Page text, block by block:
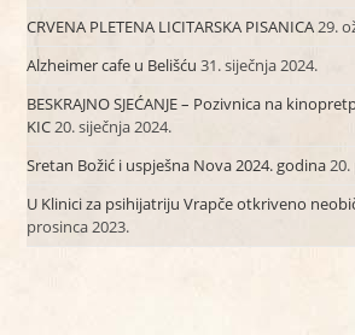
CRVENA PLETENA LICITARSKA PISANICA29.
Alzheimer cafe u Belišću 31. siječnja 2024.
BESKRAJNO SJEĆANJE – Pozivnica na
KIC20. siječnja 2024.
Sretan Božić i uspješna Nova 2024. godina
U Klinici za psihijatriju Vrapče otkriveno
prosinca 2023.